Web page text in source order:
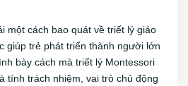
một cách bao quát về triết lý giáo
giúp trẻ phát triển thành người lớn
bày cách mà triết lý Montessori
tính trách nhiệm, vai trò chủ động